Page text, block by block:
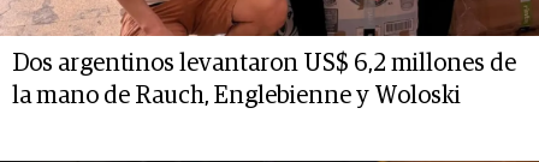
Dos argentinos levantaron US$ 6,2 millones de
la mano de Rauch, Englebienne y Woloski